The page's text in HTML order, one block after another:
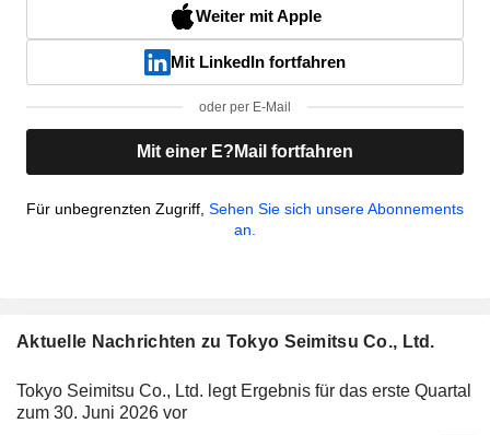
Weiter mit Apple
Mit LinkedIn fortfahren
oder per E-Mail
Mit einer E?Mail fortfahren
Für unbegrenzten Zugriff, Sehen Sie sich unsere Abonnements
an.
Aktuelle Nachrichten zu Tokyo Seimitsu Co., Ltd.
Tokyo Seimitsu Co., Ltd. legt Ergebnis für das erste Quartal
zum 30. Juni 2026 vor